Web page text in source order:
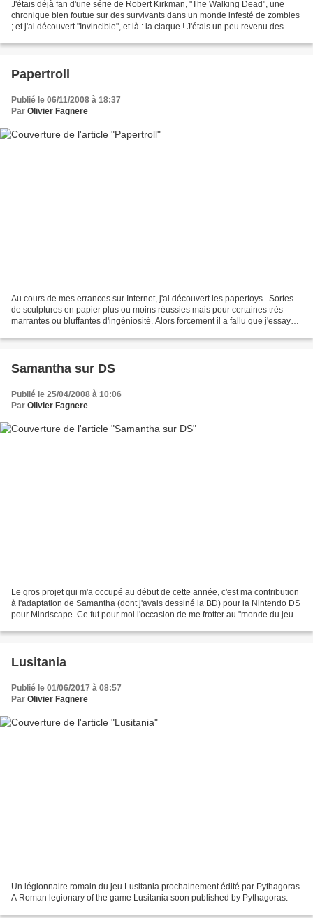
J'étais déjà fan d'une série de Robert Kirkman, "The Walking Dead", une
chronique bien foutue sur des survivants dans un monde infesté de zombies
; et j'ai découvert "Invincible", et là : la claque ! J'étais un peu revenu des
Papertroll
Publié le 06/11/2008 à 18:37
Par Olivier Fagnere
Au cours de mes errances sur Internet, j'ai découvert les papertoys . Sortes
de sculptures en papier plus ou moins réussies mais pour certaines très
marrantes ou bluffantes d'ingéniosité. Alors forcement il a fallu que j'essaye
Samantha sur DS
Publié le 25/04/2008 à 10:06
Par Olivier Fagnere
Le gros projet qui m'a occupé au début de cette année, c'est ma contribution
à l'adaptation de Samantha (dont j'avais dessiné la BD) pour la Nintendo DS
pour Mindscape. Ce fut pour moi l'occasion de me frotter au "monde du jeu
Lusitania
Publié le 01/06/2017 à 08:57
Par Olivier Fagnere
Un légionnaire romain du jeu Lusitania prochainement édité par Pythagoras.
A Roman legionary of the game Lusitania soon published by Pythagoras.